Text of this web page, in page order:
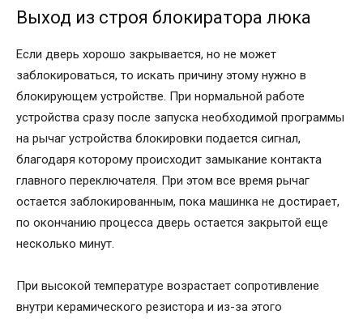
Выход из строя блокиратора люка
Если дверь хорошо закрывается, но не может
заблокироваться, то искать причину этому нужно в
блокирующем устройстве. При нормальной работе
устройства сразу после запуска необходимой программы
на рычаг устройства блокировки подается сигнал,
благодаря которому происходит замыкание контакта
главного переключателя. При этом все время рычаг
остается заблокированным, пока машинка не достирает,
по окончанию процесса дверь остается закрытой еще
несколько минут.
При высокой температуре возрастает сопротивление
внутри керамического резистора и из-за этого